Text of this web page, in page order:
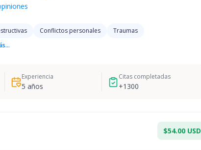
Conflictos personales
Traumas
Experiencia
5 años
Citas completadas
+1300
$54.00 USD